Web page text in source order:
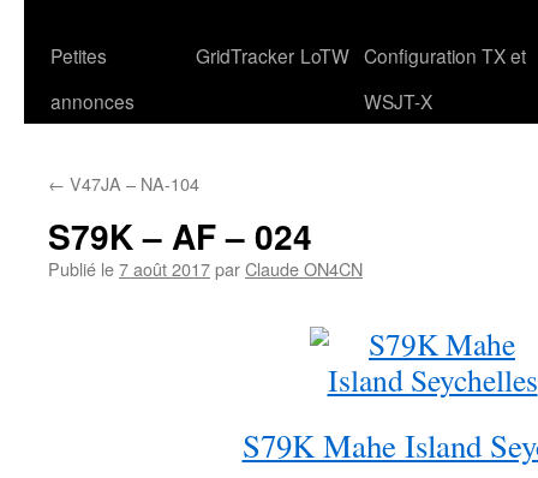
Petites
annonces
GridTracker LoTW Configuration TX et
WSJT-X
← V47JA – NA-104
S79K – AF – 024
Publié le7 août 2017parClaude ON4CN
S79K Mahe Island